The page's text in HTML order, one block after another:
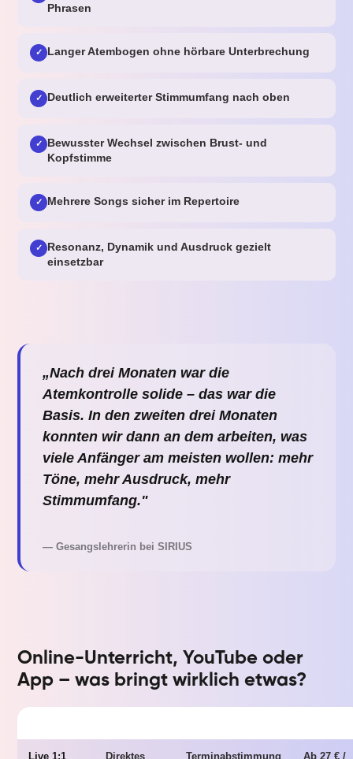
Phrasen
✓ Langer Atembogen ohne hörbare Unterbrechung
✓ Deutlich erweiterter Stimmumfang nach oben
✓
Bewusster Wechsel zwischen Brust- und
Kopfstimme
✓ Mehrere Songs sicher im Repertoire
✓
Resonanz, Dynamik und Ausdruck gezielt
einsetzbar
„Nach drei Monaten war die
Atemkontrolle solide – das war die
Basis. In den zweiten drei Monaten
konnten wir dann an dem arbeiten, was
viele Anfänger am meisten wollen: mehr
Töne, mehr Ausdruck, mehr
Stimmumfang."
— Gesangslehrerin bei SIRIUS
Online-Unterricht, YouTube oder
App – was bringt wirklich etwas?
Live 1:1 Direktes Terminabstimmung Ab 27 € /